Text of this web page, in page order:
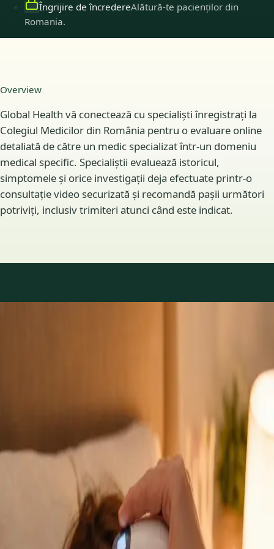
Îngrijire de încredereAlătură-te pacienților din
Romania.
Overview
Global Health vă conectează cu specialiști înregistrați la
Colegiul Medicilor din România pentru o evaluare online
detaliată de către un medic specializat într-un domeniu
medical specific. Specialiștii evaluează istoricul,
simptomele și orice investigații deja efectuate printr-o
consultație video securizată și recomandă pașii următori
potriviți, inclusiv trimiteri atunci când este indicat.
Profilurile se actualizează pe măsura schimbărilor în rețea.
Consultație de neurologie — evaluare de
specialitate online
Aveți migrene, dureri de cap persistente, amorțeli, neuropatie
sau altă problemă neurologică? Specialistul nostru autorizat
CMR oferă evaluare inițială, recomandări și plan de investigații